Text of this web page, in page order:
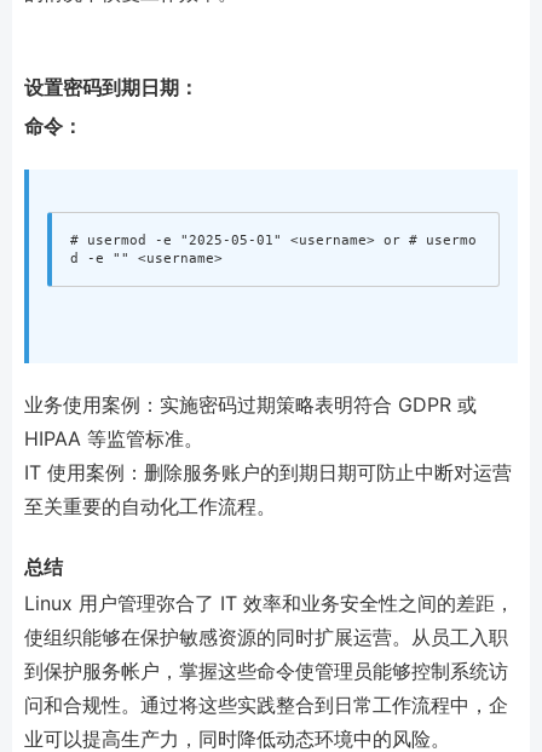
设置密码到期日期：
命令：
# usermod -e "2025-05-01" <username> or # usermo
业务使用案例：实施密码过期策略表明符合 GDPR 或
HIPAA 等监管标准。
IT 使用案例：删除服务账户的到期日期可防止中断对运营
至关重要的自动化工作流程。
总结
Linux 用户管理弥合了 IT 效率和业务安全性之间的差距，
使组织能够在保护敏感资源的同时扩展运营。从员工入职
到保护服务帐户，掌握这些命令使管理员能够控制系统访
问和合规性。通过将这些实践整合到日常工作流程中，企
业可以提高生产力，同时降低动态环境中的风险。